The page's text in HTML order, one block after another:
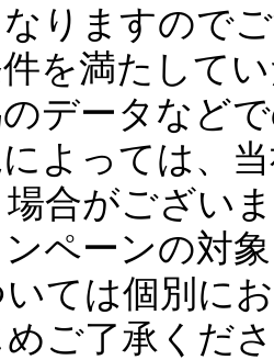
りますので
件を満たして
データなど
よっては、
合がござい
ンペーンの対
ては個別に
ご了承くだ